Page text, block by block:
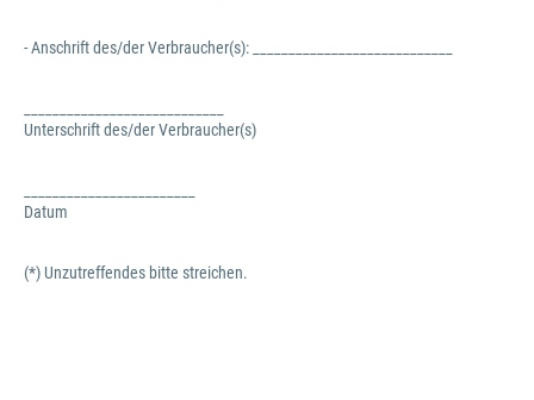
- Anschrift des/der Verbraucher(s): ____________________________
Unterschrift des/der Verbraucher(s)
Datum
(*) Unzutreffendes bitte streichen.